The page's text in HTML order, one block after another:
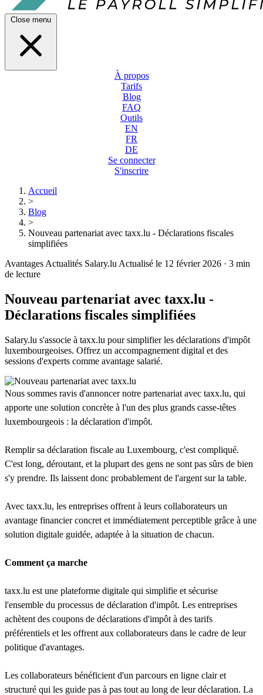
Close menu
À propos
Tarifs
Blog
FAQ
Outils
EN
FR
DE
Se connecter
S'inscrire
Accueil
>
Blog
>
Nouveau partenariat avec taxx.lu - Déclarations fiscales
simplifiées
Avantages Actualités Salary.lu Actualisé le 12 février 2026 · 3 min
de lecture
Nouveau partenariat avec taxx.lu -
Déclarations fiscales simplifiées
Salary.lu s'associe à taxx.lu pour simplifier les déclarations d'impôt
luxembourgeoises. Offrez un accompagnement digital et des
sessions d'experts comme avantage salarié.
Nous sommes ravis d'annoncer notre partenariat avec taxx.lu, qui
apporte une solution concrète à l'un des plus grands casse-têtes
luxembourgeois : la déclaration d'impôt.
Remplir sa déclaration fiscale au Luxembourg, c'est compliqué.
C'est long, déroutant, et la plupart des gens ne sont pas sûrs de bien
s'y prendre. Ils laissent donc probablement de l'argent sur la table.
Avec taxx.lu, les entreprises offrent à leurs collaborateurs un
avantage financier concret et immédiatement perceptible grâce à une
solution digitale guidée, adaptée à la situation de chacun.
Comment ça marche
taxx.lu est une plateforme digitale qui simplifie et sécurise
l'ensemble du processus de déclaration d'impôt. Les entreprises
achètent des coupons de déclarations d'impôt à des tarifs
préférentiels et les offrent aux collaborateurs dans le cadre de leur
politique d'avantages.
Les collaborateurs bénéficient d'un parcours en ligne clair et
structuré qui les guide pas à pas tout au long de leur déclaration. La